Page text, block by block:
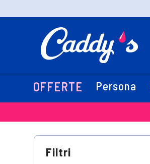
OFFERTE Persona
Filtri